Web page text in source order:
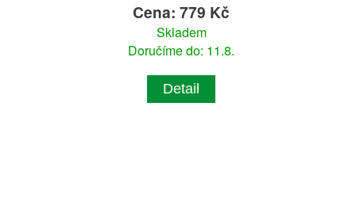
Cena: 779 Kč
Skladem
Doručíme do: 11.8.
Detail